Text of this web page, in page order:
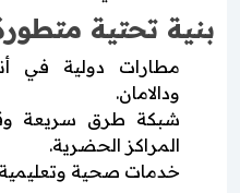
بنية تحتية
مطارات دولية في
ودالامان.
شبكة طرق سريعة
المراكز الحضرية.
خدمات صحية